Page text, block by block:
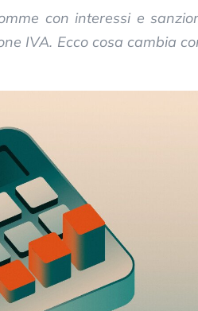
con interessi e
IVA. Ecco cosa cambia